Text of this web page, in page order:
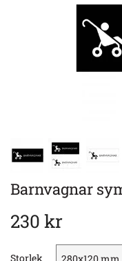
Barnvagnar
230 kr
Storlek